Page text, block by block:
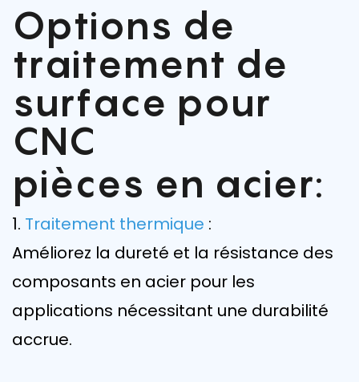
Options de
traitement de
surface pour
CNC
pièces en acier:
1. Traitement thermique :
Améliorez la dureté et la résistance des
composants en acier pour les
applications nécessitant une durabilité
accrue.